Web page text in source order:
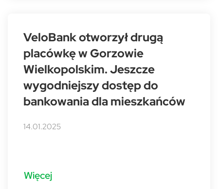
VeloBank otworzył drugą
placówkę w Gorzowie
Wielkopolskim. Jeszcze
wygodniejszy dostęp do
bankowania dla mieszkańców
14.01.2025
Więcej